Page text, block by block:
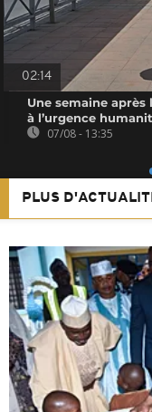
02:14
Une semaine après
à l’urgence
07/08 - 13:35
PLUS